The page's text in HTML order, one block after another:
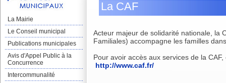
La Mairie
Le Conseil municipal
Publications municipales
Avis d'Appel Public à la
Concurrence
Intercommunalité
La CAF
Acteur majeur de solidarité nationale, la
Familiales) accompagne les familles
Pour avoir accès aux services de la
http://www.caf.fr/